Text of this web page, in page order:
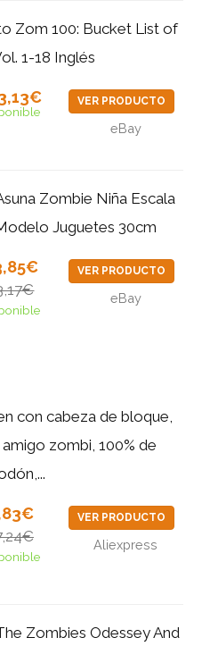
Zom 100: Bucket List of
1-18 Inglés
VER PRODUCTO
eBay
Zombie Niña Escala
Juguetes 30cm
VER PRODUCTO
eBay
con cabeza de bloque,
zombi, 100% de
VER PRODUCTO
Aliexpress
Zombies Odessey And